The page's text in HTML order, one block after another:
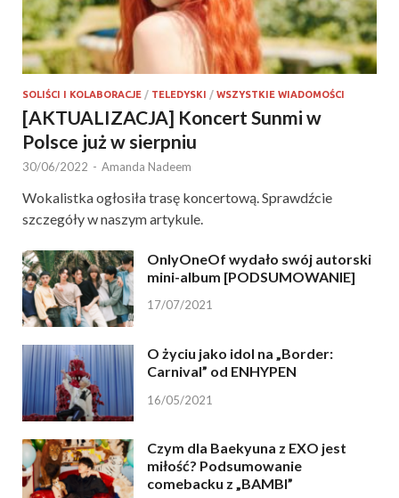
SOLIŚCI I KOLABORACJE / TELEDYSKI / WSZYSTKIE WIADOMOŚCI
[AKTUALIZACJA] Koncert Sunmi w
Polsce już w sierpniu
30/06/2022 - Amanda Nadeem
Wokalistka ogłosiła trasę koncertową. Sprawdźcie
szczegóły w naszym artykule.
OnlyOneOf wydało swój autorski
mini-album [PODSUMOWANIE]
17/07/2021
O życiu jako idol na „Border:
Carnival” od ENHYPEN
16/05/2021
Czym dla Baekyuna z EXO jest
miłość? Podsumowanie
comebacku z „BAMBI”